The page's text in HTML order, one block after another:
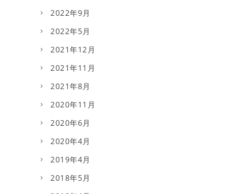
2022年9月
2022年5月
2021年12月
2021年11月
2021年8月
2020年11月
2020年6月
2020年4月
2019年4月
2018年5月